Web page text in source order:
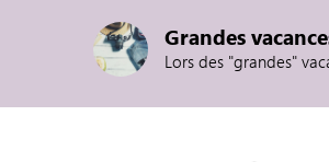
Grandes
Lors des "grandes"